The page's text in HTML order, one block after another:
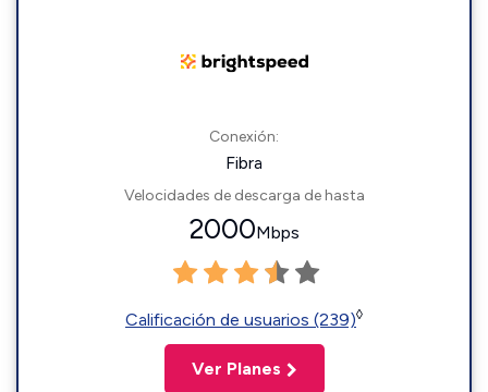
Conexión:
Fibra
Velocidades de descarga de hasta
2000Mbps
Calificación de usuarios (239)◊
Ver Planes